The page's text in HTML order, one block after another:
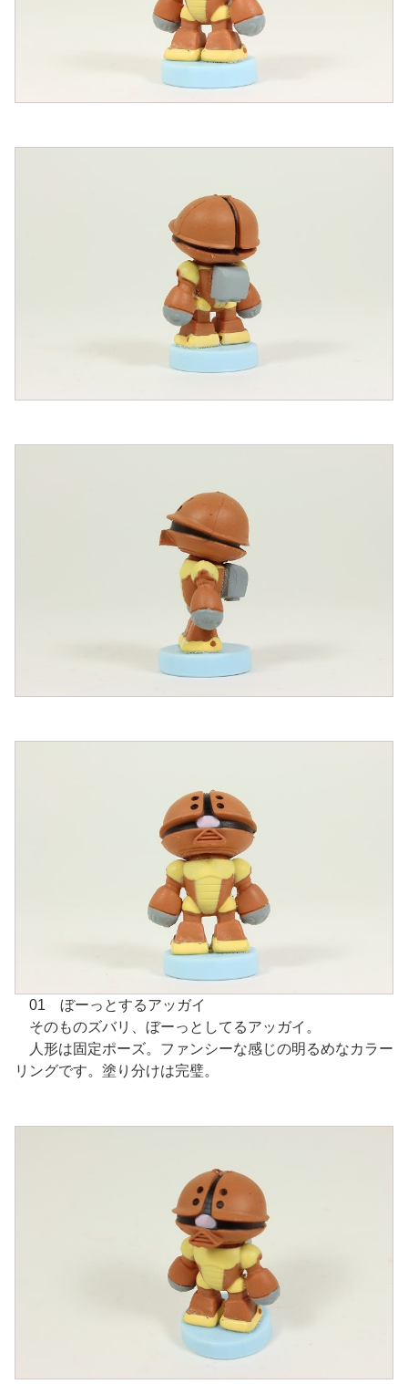
01 ぼーっとするアッガイ
そのものズバリ、ぼーっとしてるアッガイ。
人形は固定ポーズ。ファンシーな感じの明るめなカラー
リングです。塗り分けは完璧。